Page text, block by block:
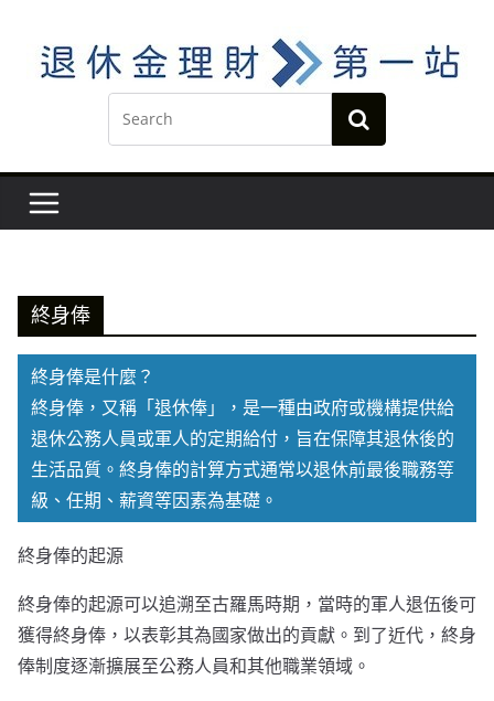
content
終身俸
終身俸是什麼？
終身俸，又稱「退休俸」，是一種由政府或機構提供給
退休公務人員或軍人的定期給付，旨在保障其退休後的
生活品質。終身俸的計算方式通常以退休前最後職務等
級、任期、薪資等因素為基礎。
終身俸的起源
終身俸的起源可以追溯至古羅馬時期，當時的軍人退伍後可
獲得終身俸，以表彰其為國家做出的貢獻。到了近代，終身
俸制度逐漸擴展至公務人員和其他職業領域。